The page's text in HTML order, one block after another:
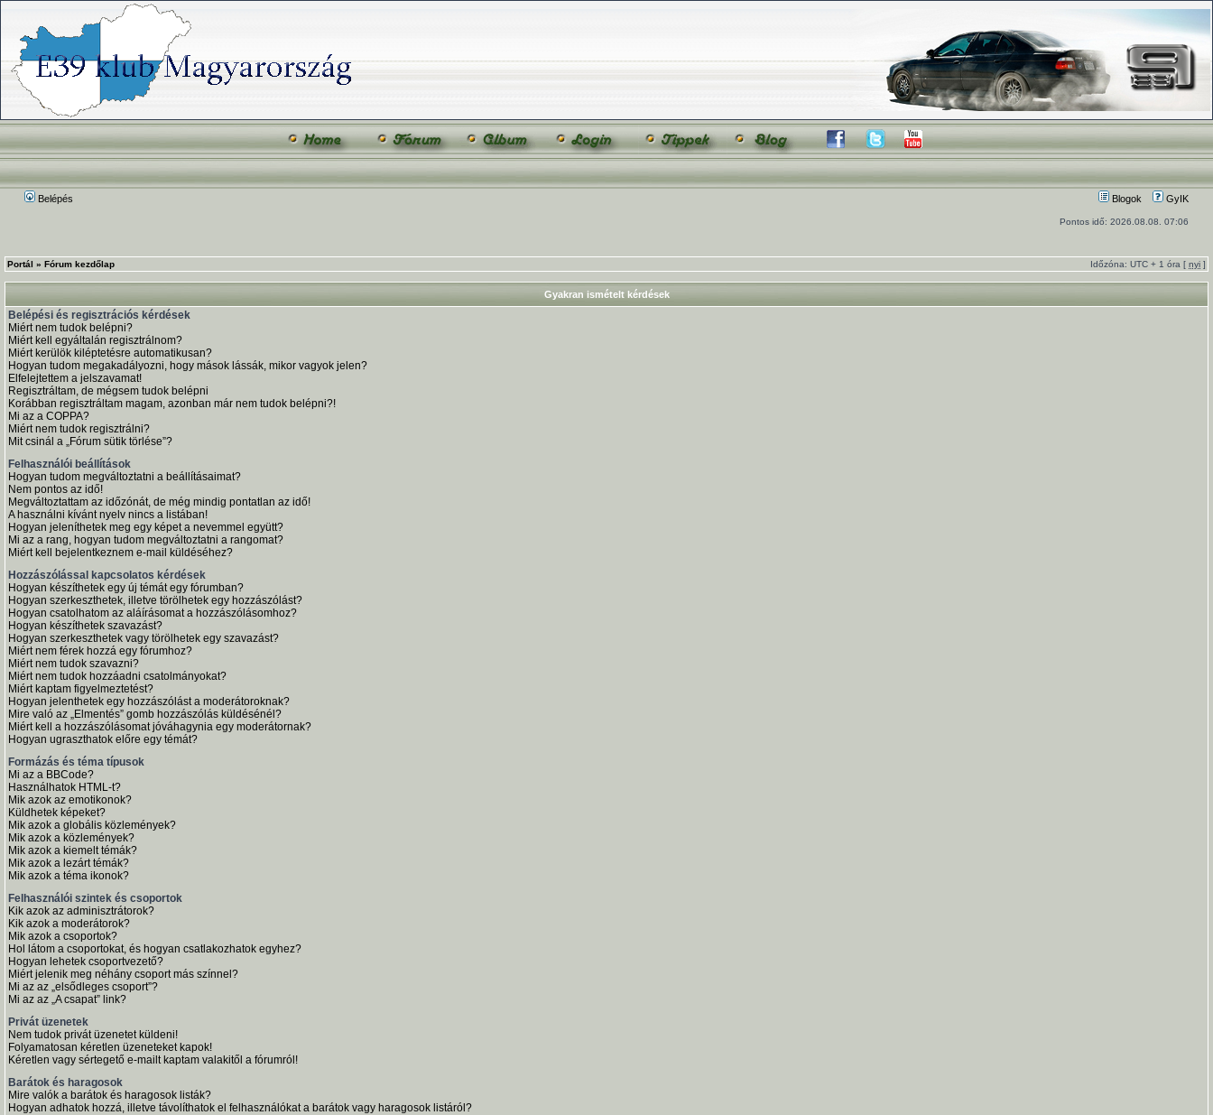
Belépés Blogok GyIK
Pontos idő: 2026.08.08. 07:06
Portál » Fórum kezdőlap Időzóna: UTC + 1 óra [ nyi ]
Gyakran ismételt kérdések
Belépési és regisztrációs kérdések
Miért nem tudok belépni?
Miért kell egyáltalán regisztrálnom?
Miért kerülök kiléptetésre automatikusan?
Hogyan tudom megakadályozni, hogy mások lássák, mikor vagyok jelen?
Elfelejtettem a jelszavamat!
Regisztráltam, de mégsem tudok belépni
Korábban regisztráltam magam, azonban már nem tudok belépni?!
Mi az a COPPA?
Miért nem tudok regisztrálni?
Mit csinál a „Fórum sütik törlése”?
Felhasználói beállítások
Hogyan tudom megváltoztatni a beállításaimat?
Nem pontos az idő!
Megváltoztattam az időzónát, de még mindig pontatlan az idő!
A használni kívánt nyelv nincs a listában!
Hogyan jeleníthetek meg egy képet a nevemmel együtt?
Mi az a rang, hogyan tudom megváltoztatni a rangomat?
Miért kell bejelentkeznem e-mail küldéséhez?
Hozzászólással kapcsolatos kérdések
Hogyan készíthetek egy új témát egy fórumban?
Hogyan szerkeszthetek, illetve törölhetek egy hozzászólást?
Hogyan csatolhatom az aláírásomat a hozzászólásomhoz?
Hogyan készíthetek szavazást?
Hogyan szerkeszthetek vagy törölhetek egy szavazást?
Miért nem férek hozzá egy fórumhoz?
Miért nem tudok szavazni?
Miért nem tudok hozzáadni csatolmányokat?
Miért kaptam figyelmeztetést?
Hogyan jelenthetek egy hozzászólást a moderátoroknak?
Mire való az „Elmentés” gomb hozzászólás küldésénél?
Miért kell a hozzászólásomat jóváhagynia egy moderátornak?
Hogyan ugraszthatok előre egy témát?
Formázás és téma típusok
Mi az a BBCode?
Használhatok HTML-t?
Mik azok az emotikonok?
Küldhetek képeket?
Mik azok a globális közlemények?
Mik azok a közlemények?
Mik azok a kiemelt témák?
Mik azok a lezárt témák?
Mik azok a téma ikonok?
Felhasználói szintek és csoportok
Kik azok az adminisztrátorok?
Kik azok a moderátorok?
Mik azok a csoportok?
Hol látom a csoportokat, és hogyan csatlakozhatok egyhez?
Hogyan lehetek csoportvezető?
Miért jelenik meg néhány csoport más színnel?
Mi az az „elsődleges csoport”?
Mi az az „A csapat” link?
Privát üzenetek
Nem tudok privát üzenetet küldeni!
Folyamatosan kéretlen üzeneteket kapok!
Kéretlen vagy sértegető e-mailt kaptam valakitől a fórumról!
Barátok és haragosok
Mire valók a barátok és haragosok listák?
Hogyan adhatok hozzá, illetve távolíthatok el felhasználókat a barátok vagy haragosok listáról?